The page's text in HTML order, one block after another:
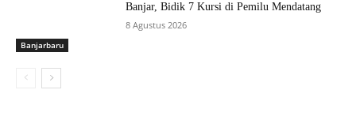
Banjarbaru
Banjar, Bidik 7 Kursi di Pemilu Mendatang
8 Agustus 2026